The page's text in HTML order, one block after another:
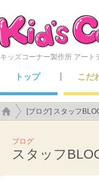
キッズコーナー製作所 アート
トップ こだ
アートディスプ
こんなところにも
[ブログ] スタッフ
ブログ
スタッフ